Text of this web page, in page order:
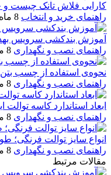
کارایی فلاش تانک چیست و
راهنمای خرید و انتخاب 8 ماه پیش
آموزش بندکشی سرویس
راهنمای نصب و نگهداری 8 ماه پیش
نحوه‌ی استفاده از چسب
راهنمای نصب و نگهداری 8 ماه پیش
ابعاد استاندارد کاسه
راهنمای نصب و نگهداری 8 ماه پیش
انواع سایز توالت فرنگی؛
راهنمای نصب و نگهداری 8 ماه پیش
مقالات مرتبط